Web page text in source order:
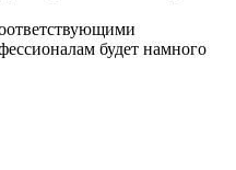
будет намного